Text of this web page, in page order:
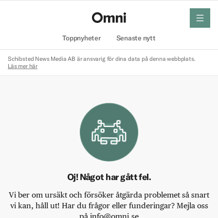
Toppnyheter Senaste nytt
meny
Schibsted News Media AB är ansvarig för dina data på denna webbplats.
Läs mer här
Oj! Något har gått fel.
Vi ber om ursäkt och försöker åtgärda problemet så snart
vi kan, håll ut! Har du frågor eller funderingar? Mejla oss